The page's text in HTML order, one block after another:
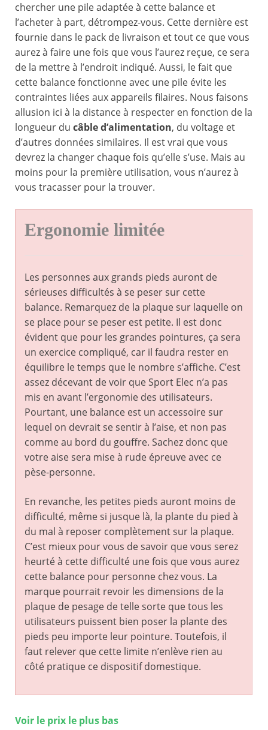
chercher une pile adaptée à cette balance et
l’acheter à part, détrompez-vous. Cette dernière est
fournie dans le pack de livraison et tout ce que vous
aurez à faire une fois que vous l’aurez reçue, ce sera
de la mettre à l’endroit indiqué. Aussi, le fait que
cette balance fonctionne avec une pile évite les
contraintes liées aux appareils filaires. Nous faisons
allusion ici à la distance à respecter en fonction de la
longueur du câble d’alimentation, du voltage et
d’autres données similaires. Il est vrai que vous
devrez la changer chaque fois qu’elle s’use. Mais au
moins pour la première utilisation, vous n’aurez à
vous tracasser pour la trouver.
Ergonomie limitée
Les personnes aux grands pieds auront de
sérieuses difficultés à se peser sur cette
balance. Remarquez de la plaque sur laquelle on
se place pour se peser est petite. Il est donc
évident que pour les grandes pointures, ça sera
un exercice compliqué, car il faudra rester en
équilibre le temps que le nombre s’affiche. C’est
assez décevant de voir que Sport Elec n’a pas
mis en avant l’ergonomie des utilisateurs.
Pourtant, une balance est un accessoire sur
lequel on devrait se sentir à l’aise, et non pas
comme au bord du gouffre. Sachez donc que
votre aise sera mise à rude épreuve avec ce
pèse-personne.
En revanche, les petites pieds auront moins de
difficulté, même si jusque là, la plante du pied à
du mal à reposer complètement sur la plaque.
C’est mieux pour vous de savoir que vous serez
heurté à cette difficulté une fois que vous aurez
cette balance pour personne chez vous. La
marque pourrait revoir les dimensions de la
plaque de pesage de telle sorte que tous les
utilisateurs puissent bien poser la plante des
pieds peu importe leur pointure. Toutefois, il
faut relever que cette limite n’enlève rien au
côté pratique ce dispositif domestique.
Voir le prix le plus bas